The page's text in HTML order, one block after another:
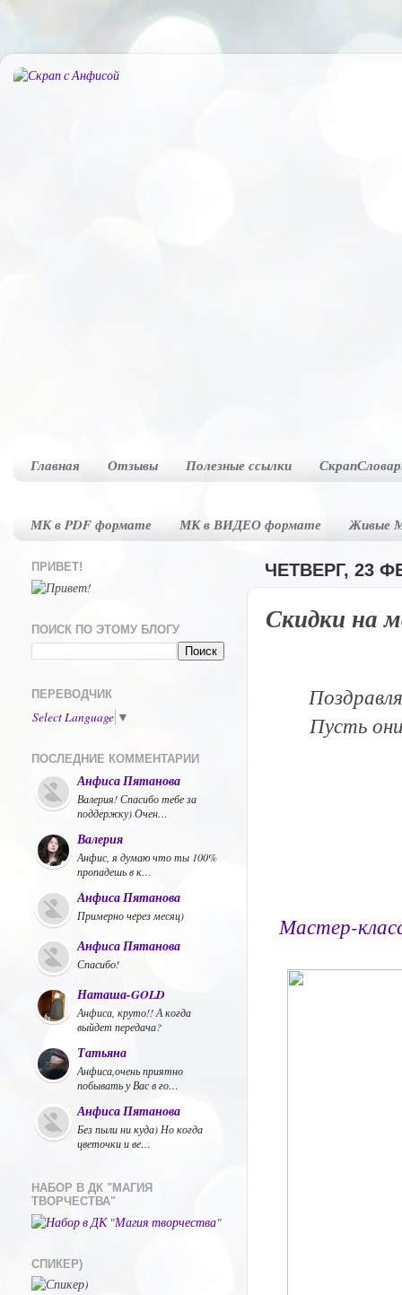
Главная Отзывы Полезные ссылки
МК в PDF формате МК в ВИДЕО формате Живые
ЧЕТВЕРГ, 23
Скидки на
Пусть
Мастер-
ПРИВЕТ!
ПОИСК ПО ЭТОМУ БЛОГУ
ПЕРЕВОДЧИК
Select Language ▼
ПОСЛЕДНИЕ КОММЕНТАРИИ
Анфиса Пятанова
Валерия! Спасибо тебе за
поддержку) Очен…
Валерия
Анфис, я думаю что ты 100%
пропадешь в к…
Анфиса Пятанова
Примерно через месяц)
Анфиса Пятанова
Спасибо!
Наташа-GOLD
Анфиса, круто!! А когда
выйдет передача?
Татьяна
Анфиса,очень приятно
побывать у Вас в го…
Анфиса Пятанова
Без пыли ни куда) Но когда
цветочки и ве…
НАБОР В ДК "МАГИЯ
ТВОРЧЕСТВА"
СПИКЕР)